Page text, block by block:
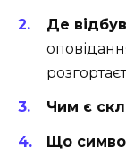
Де
Чим є
Що